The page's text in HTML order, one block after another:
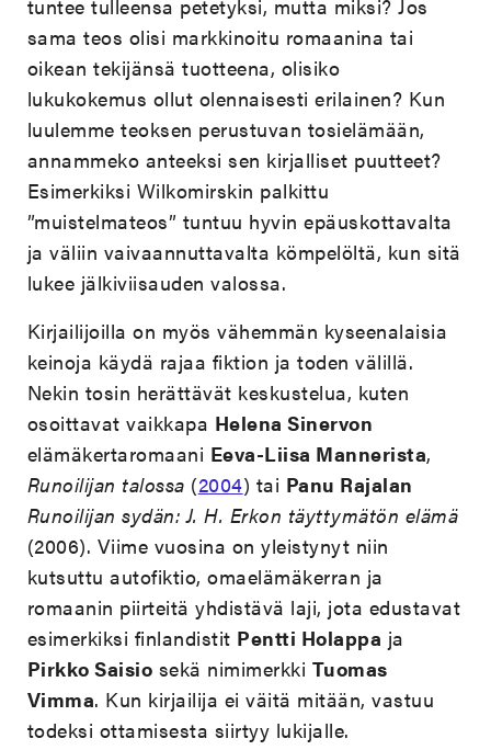
tuntee tulleensa petetyksi, mutta miksi? Jos
sama teos olisi markkinoitu romaanina tai
oikean tekijänsä tuotteena, olisiko
lukukokemus ollut olennaisesti erilainen? Kun
luulemme teoksen perustuvan tosielämään,
annammeko anteeksi sen kirjalliset puutteet?
Esimerkiksi Wilkomirskin palkittu
”muistelmateos” tuntuu hyvin epäuskottavalta
ja väliin vaivaannuttavalta kömpelöltä, kun sitä
lukee jälkiviisauden valossa.
Kirjailijoilla on myös vähemmän kyseenalaisia
keinoja käydä rajaa fiktion ja toden välillä.
Nekin tosin herättävät keskustelua, kuten
osoittavat vaikkapa Helena Sinervon
elämäkertaromaani Eeva-Liisa Mannerista,
Runoilijan talossa (2004) tai Panu Rajalan
Runoilijan sydän: J. H. Erkon täyttymätön elämä
(2006). Viime vuosina on yleistynyt niin
kutsuttu autofiktio, omaelämäkerran ja
romaanin piirteitä yhdistävä laji, jota edustavat
esimerkiksi finlandistit Pentti Holappa ja
Pirkko Saisio sekä nimimerkki Tuomas
Vimma. Kun kirjailija ei väitä mitään, vastuu
todeksi ottamisesta siirtyy lukijalle.